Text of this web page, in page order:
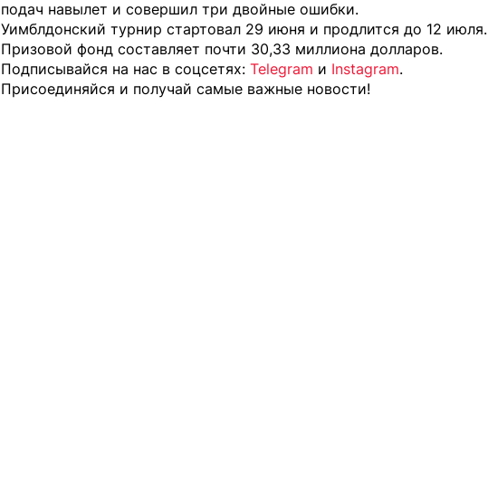
подач навылет и совершил три двойные ошибки.
Уимблдонский турнир стартовал 29 июня и продлится до 12 июля.
Призовой фонд составляет почти 30,33 миллиона долларов.
Подписывайся на нас в соцсетях: Telegram и Instagram.
Присоединяйся и получай самые важные новости!